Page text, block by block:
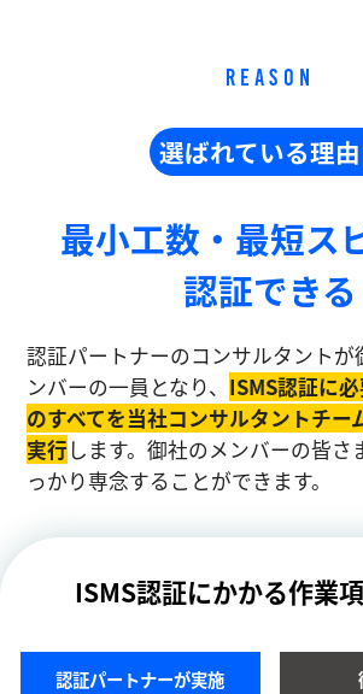
REASON
選ばれている理
最小工数・最短ス
認証できる
認証パートナーのコンサルタントが
ンバーの一員となり、 ISMS認証に
のすべてを当社コンサルタントチー
実⾏ します。御社のメンバーの皆さ
っかり専念することができます。
ISMS認証にかかる作業
認証パートナーが実施